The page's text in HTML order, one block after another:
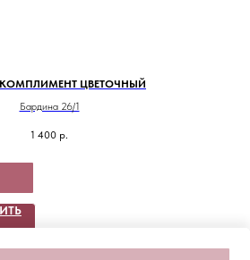
ЦВЕТОЧНЫЙ
Бардина 26/1
1 400 р.